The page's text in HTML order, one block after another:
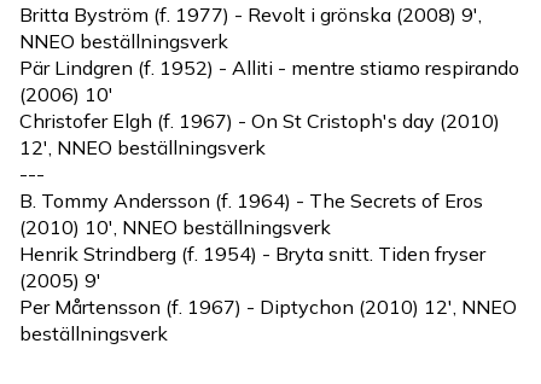
Britta Byström (f. 1977) - Revolt i grönska (2008) 9',
NNEO beställningsverk
Pär Lindgren (f. 1952) - Alliti - mentre stiamo respirando
(2006) 10'
Christofer Elgh (f. 1967) - On St Cristoph's day (2010)
12', NNEO beställningsverk
---
B. Tommy Andersson (f. 1964) - The Secrets of Eros
(2010) 10', NNEO beställningsverk
Henrik Strindberg (f. 1954) - Bryta snitt. Tiden fryser
(2005) 9'
Per Mårtensson (f. 1967) - Diptychon (2010) 12', NNEO
beställningsverk